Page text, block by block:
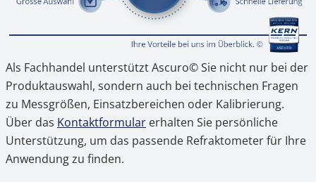
Als Fachhandel unterstützt Ascuro© Sie nicht nur bei der
Produktauswahl, sondern auch bei technischen Fragen
zu Messgrößen, Einsatzbereichen oder Kalibrierung.
Über das Kontaktformular erhalten Sie persönliche
Unterstützung, um das passende Refraktometer für Ihre
Anwendung zu finden.